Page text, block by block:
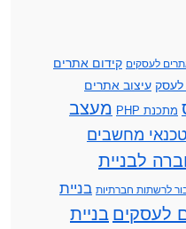
לעסקים קידום אתרים
לעסק עיצוב אתרים
מתכנת PHP
מעצב
טכנאי מחשבים
לבניית
לרשתות חברתיות בניית
לעסקים בניית